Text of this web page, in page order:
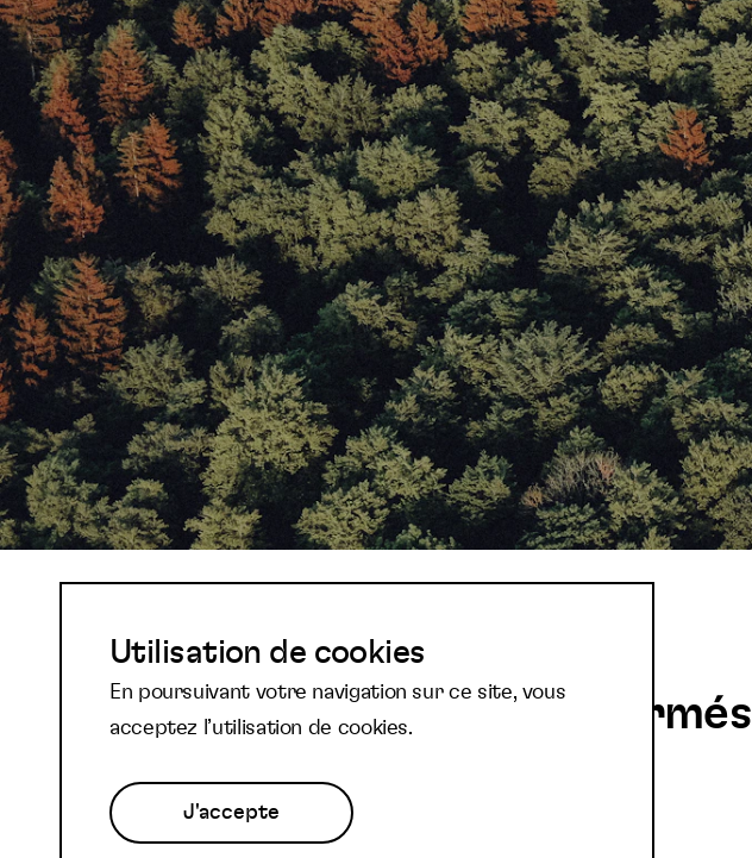
Abonnez-vous à notre
newsletter et restez informés
Utilisation de cookies
En poursuivant votre navigation sur ce site, vous
acceptez l’utilisation de cookies.
J'accepte